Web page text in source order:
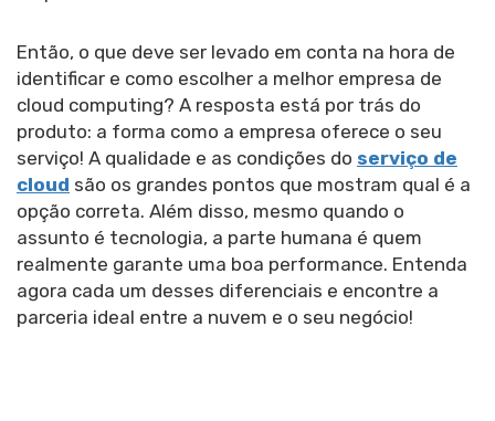
Então, o que deve ser levado em conta na hora de
identificar e como escolher a melhor empresa de
cloud computing? A resposta está por trás do
produto: a forma como a empresa oferece o seu
serviço! A qualidade e as condições do serviço de
cloud são os grandes pontos que mostram qual é a
opção correta. Além disso, mesmo quando o
assunto é tecnologia, a parte humana é quem
realmente garante uma boa performance. Entenda
agora cada um desses diferenciais e encontre a
parceria ideal entre a nuvem e o seu negócio!